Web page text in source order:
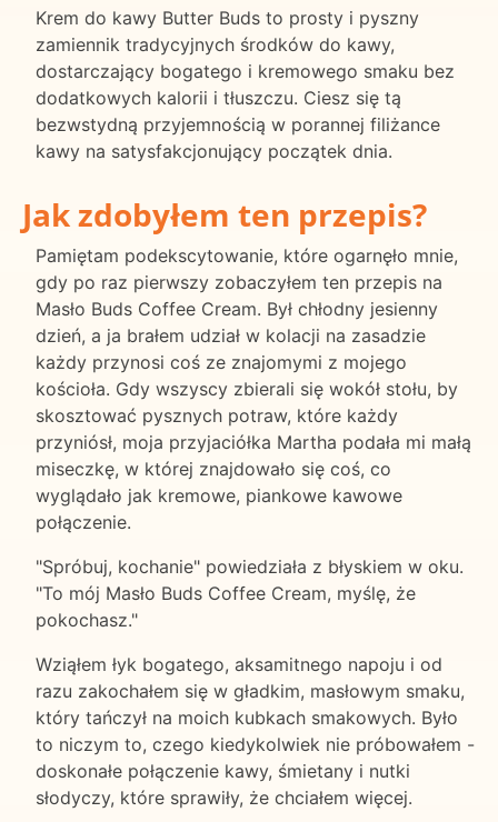
Krem do kawy Butter Buds to prosty i pyszny
zamiennik tradycyjnych środków do kawy,
dostarczający bogatego i kremowego smaku bez
dodatkowych kalorii i tłuszczu. Ciesz się tą
bezwstydną przyjemnością w porannej filiżance
kawy na satysfakcjonujący początek dnia.
Jak zdobyłem ten przepis?
Pamiętam podekscytowanie, które ogarnęło mnie,
gdy po raz pierwszy zobaczyłem ten przepis na
Masło Buds Coffee Cream. Był chłodny jesienny
dzień, a ja brałem udział w kolacji na zasadzie
każdy przynosi coś ze znajomymi z mojego
kościoła. Gdy wszyscy zbierali się wokół stołu, by
skosztować pysznych potraw, które każdy
przyniósł, moja przyjaciółka Martha podała mi małą
miseczkę, w której znajdowało się coś, co
wyglądało jak kremowe, piankowe kawowe
połączenie.
"Spróbuj, kochanie" powiedziała z błyskiem w oku.
"To mój Masło Buds Coffee Cream, myślę, że
pokochasz."
Wziąłem łyk bogatego, aksamitnego napoju i od
razu zakochałem się w gładkim, masłowym smaku,
który tańczył na moich kubkach smakowych. Było
to niczym to, czego kiedykolwiek nie próbowałem -
doskonałe połączenie kawy, śmietany i nutki
słodyczy, które sprawiły, że chciałem więcej.